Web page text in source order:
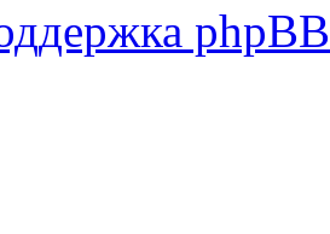
phpBB